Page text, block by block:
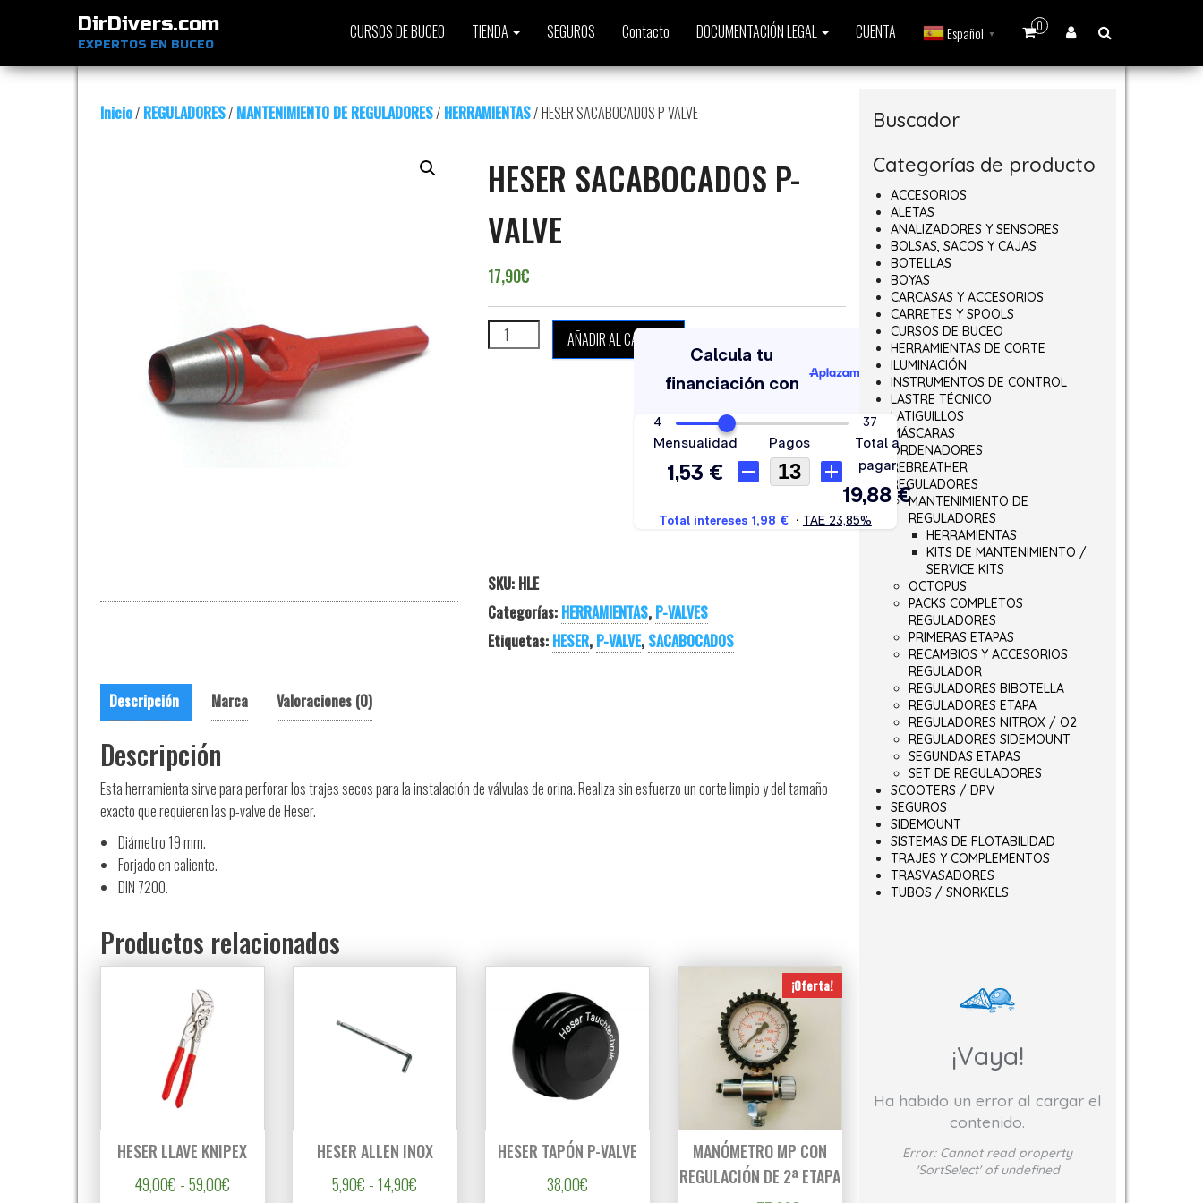
DirDivers.com
EXPERTOS EN BUCEO
0
CURSOS DE BUCEO TIENDA SEGUROS Contacto DOCUMENTACIÓN LEGAL CUENTA Español ▼
Inicio/ REGULADORES/ MANTENIMIENTO DE REGULADORES/ HERRAMIENTAS/ HESER SACABOCADOS P-VALVE
HESER SACABOCADOS P-
VALVE
17,90€
HESER SACABOCADOS P-VALVE cantidad
AÑADIR AL CARRITO
SKU: HLE
Categorías: HERRAMIENTAS, P-VALVES
Etiquetas: HESER, P-VALVE, SACABOCADOS
Descripción Marca Valoraciones (0)
Descripción
Esta herramienta sirve para perforar los trajes secos para la instalación de válvulas de orina. Realiza sin esfuerzo un corte limpio y del tamaño
exacto que requieren las p-valve de Heser.
Diámetro 19 mm.
Forjado en caliente.
DIN 7200.
Productos relacionados
HESER LLAVE KNIPEX
49,00€ - 59,00€ Rango de precios: desde 49,00€ hasta 59,00€
HESER ALLEN INOX
5,90€ - 14,90€ Rango de precios: desde 5,90€ hasta 14,90€
HESER TAPÓN P-VALVE
38,00€
¡Oferta!
MANÓMETRO MP CON
REGULACIÓN DE 2ª ETAPA
Buscador
Categorías de producto
ACCESORIOS
ALETAS
ANALIZADORES Y SENSORES
BOLSAS, SACOS Y CAJAS
BOTELLAS
BOYAS
CARCASAS Y ACCESORIOS
CARRETES Y SPOOLS
CURSOS DE BUCEO
HERRAMIENTAS DE CORTE
ILUMINACIÓN
INSTRUMENTOS DE CONTROL
LASTRE TÉCNICO
LATIGUILLOS
MÁSCARAS
ORDENADORES
REBREATHER
REGULADORES
MANTENIMIENTO DE
REGULADORES
HERRAMIENTAS
KITS DE MANTENIMIENTO /
SERVICE KITS
OCTOPUS
PACKS COMPLETOS
REGULADORES
PRIMERAS ETAPAS
RECAMBIOS Y ACCESORIOS
REGULADOR
REGULADORES BIBOTELLA
REGULADORES ETAPA
REGULADORES NITROX / O2
REGULADORES SIDEMOUNT
SEGUNDAS ETAPAS
SET DE REGULADORES
SCOOTERS / DPV
SEGUROS
SIDEMOUNT
SISTEMAS DE FLOTABILIDAD
TRAJES Y COMPLEMENTOS
TRASVASADORES
TUBOS / SNORKELS
¡Vaya!
Ha habido un error al cargar el
contenido.
Error: Cannot read property
'SortSelect' of undefined